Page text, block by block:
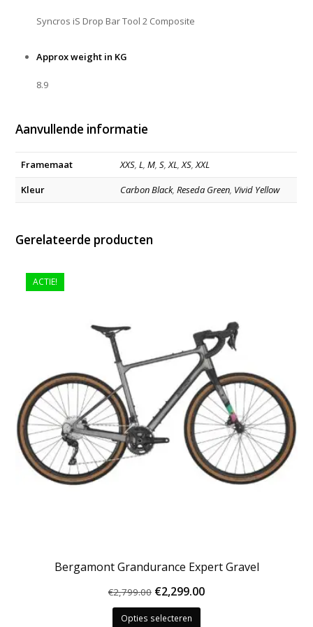
Syncros iS Drop Bar Tool 2 Composite
Approx weight in KG
8.9
Aanvullende informatie
Framemaat XXS,L,M,S,XL,XS,XXL
Kleur
Carbon Black,Reseda Green, Vivid Yellow
Gerelateerde producten
ACTIE!
Bergamont Grandurance Expert Gravel
€2,799.00 Oorspronkelijke
prijs
€2,299.00Huidige
Opties selecteren
Dit